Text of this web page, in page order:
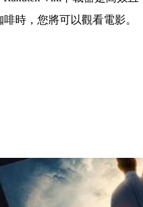
啡時，您將可以觀看電影。